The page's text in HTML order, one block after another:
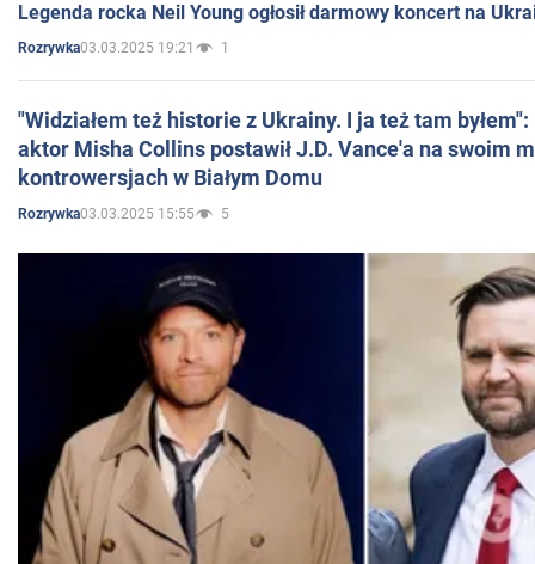
Legenda rocka Neil Young ogłosił darmowy koncert na
Rozrywka03.03.2025 19:21 1
"Widziałem też historie z Ukrainy. I ja też tam
aktor Misha Collins postawił J.D. Vance'a na swoim
kontrowersjach w Białym Domu
Rozrywka03.03.2025 15:55 5